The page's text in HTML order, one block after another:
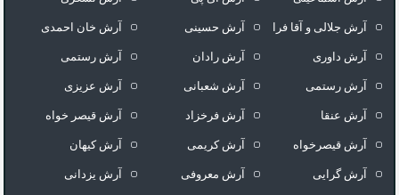
آرش جلالی و آقا فرا آرش حسینی آرش خان احمدی
آرش داوری آرش رادان آرش رستمى
آرش رستمی آرش شعبانی آرش عزیزی
آرش عنقا آرش فرخزاد آرش قیصر خواه
آرش قیصرخواه آرش کریمی آرش کیهان
آرش گرایی آرش معروفی آرش یزدانی